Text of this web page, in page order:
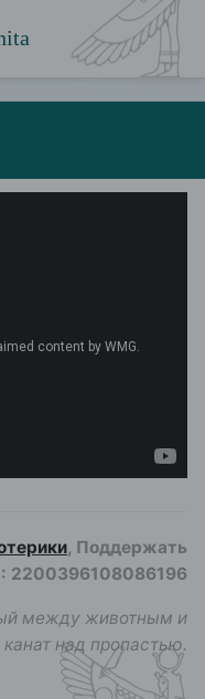
, Поддержать
: 2200396108086196
между животным и
над пропастью.